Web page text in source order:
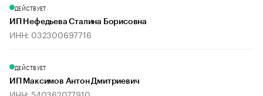
ДЕЙСТВУЕТ
ИП Нефедьева Сталина Борисовна
ИНН: 032300697716
ДЕЙСТВУЕТ
ИП Максимов Антон Дмитриевич